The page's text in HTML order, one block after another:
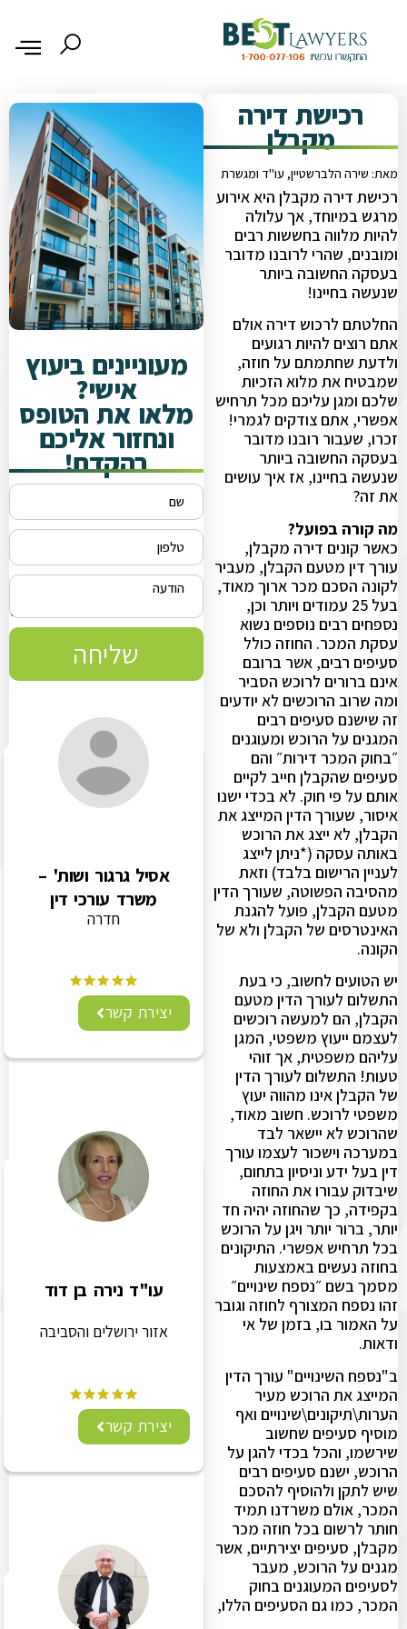
רכישת דירה
מקבלן
מאת: שירה הלברשטיין, עו"ד ומגשרת
רכישת דירה מקבלן היא אירוע
מרגש במיוחד, אך עלולה
להיות מלווה בחששות רבים
ומובנים, שהרי לרובנו מדובר
בעסקה החשובה ביותר
שנעשה בחיינו!
החלטתם לרכוש דירה אולם
אתם רוצים להיות רגועים
ולדעת שחתמתם על חוזה,
שמבטיח את מלוא הזכיות
שלכם ומגן עליכם מכל תרחיש
אפשרי, אתם צודקים לגמרי!
זכרו, שעבור רובנו מדובר
בעסקה החשובה ביותר
שנעשה בחיינו, אז איך עושים
את זה?
מה קורה בפועל?
כאשר קונים דירה מקבלן,
עורך דין מטעם הקבלן, מעביר
לקונה הסכם מכר ארוך מאוד,
בעל 25 עמודים ויותר וכן,
נספחים רבים נוספים נשוא
עסקת המכר. החוזה כולל
סעיפים רבים, אשר ברובם
אינם ברורים לרוכש הסביר
ומה שרוב הרוכשים לא יודעים
זה שישנם סעיפים רבים
המגנים על הרוכש ומעוגנים
״בחוק המכר דירות״ והם
סעיפים שהקבלן חייב לקיים
אותם על פי חוק. לא בכדי ישנו
איסור, שעורך הדין המייצג את
הקבלן, לא ייצג את הרוכש
באותה עסקה (*ניתן לייצג
לעניין הרישום בלבד) וזאת
מהסיבה הפשוטה, שעורך הדין
מטעם הקבלן, פועל להגנת
האינטרסים של הקבלן ולא של
הקונה.
יש הטועים לחשוב, כי בעת
התשלום לעורך הדין מטעם
הקבלן, הם למעשה רוכשים
לעצמם ייעוץ משפטי, המגן
עליהם משפטית, אך זוהי
טעות! התשלום לעורך הדין
של הקבלן אינו מהווה יעוץ
משפטי לרוכש. חשוב מאוד,
שהרוכש לא יישאר לבד
במערכה וישכור לעצמו עורך
דין בעל ידע וניסיון בתחום,
שיבדוק עבורו את החוזה
בקפידה, כך שהחוזה יהיה חד
יותר, ברור יותר ויגן על הרוכש
בכל תרחיש אפשרי. התיקונים
בחוזה נעשים באמצעות
מסמך בשם ״נספח שינויים״
זהו נספח המצורף לחוזה וגובר
על האמור בו, בזמן של אי
ודאות.
ב"נספח השינויים" ‏עורך הדין
המייצג את הרוכש מעיר
הערות\תיקונים\שינויים ואף
מוסיף סעיפים שחשוב
שירשמו, והכל בכדי להגן על
הרוכש, ישנם סעיפים רבים
שיש לתקן ולהוסיף להסכם
המכר, אולם משרדנו תמיד
חותר לרשום בכל חוזה מכר
מקבלן, סעיפים יצירתיים, אשר
מגנים על הרוכש, מעבר
לסעיפים המעוגנים בחוק
המכר, כמו גם הסעיפים הללו,
מעוניינים ביעוץ
אישי?
מלאו את הטופס
ונחזור אליכם
בהקדם!
שליחה
אסיל גרגור ושות' –
משרד עורכי דין
חדרה
יצירת קשר
עו"ד נירה בן דוד
אזור ירושלים והסביבה
יצירת קשר